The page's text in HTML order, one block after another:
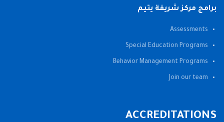
برامج مركز شريفة يتيم
Assessments
Special Education Programs
Behavior Management Programs
Join our team
ACCREDITATIONS